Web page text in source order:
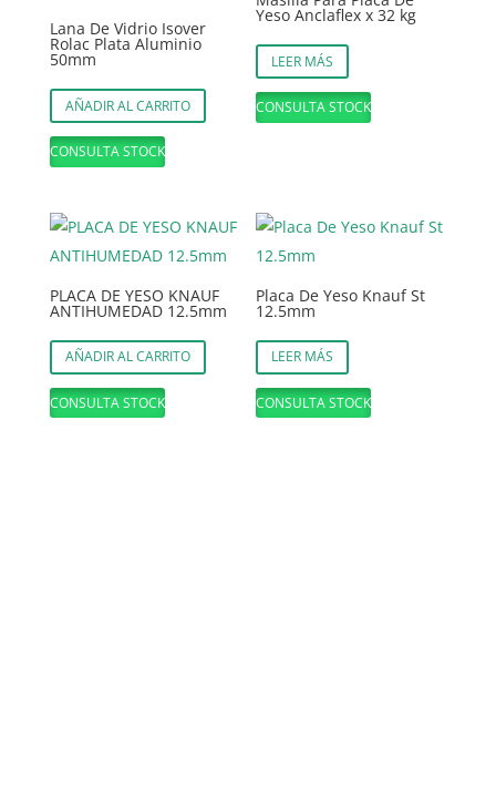
Lana De Vidrio Isover
Rolac Plata Aluminio
50mm
AÑADIR AL CARRITO
CONSULTA STOCK
Yeso Anclaflex x 32 kg
LEER MÁS
CONSULTA STOCK
PLACA DE YESO KNAUF
ANTIHUMEDAD 12.5mm
AÑADIR AL CARRITO
CONSULTA STOCK
Placa De Yeso Knauf St
12.5mm
LEER MÁS
CONSULTA STOCK